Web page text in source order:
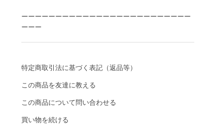
ーーーーーーーーーーーーーーーーーーーーーーーーー
ーーー
特定商取引法に基づく表記（返品等）
この商品を友達に教える
この商品について問い合わせる
買い物を続ける